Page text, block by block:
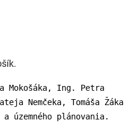
Mokošáka, Ing. Petra
Nemčeka, Tomáša Žáka
územného plánovania.